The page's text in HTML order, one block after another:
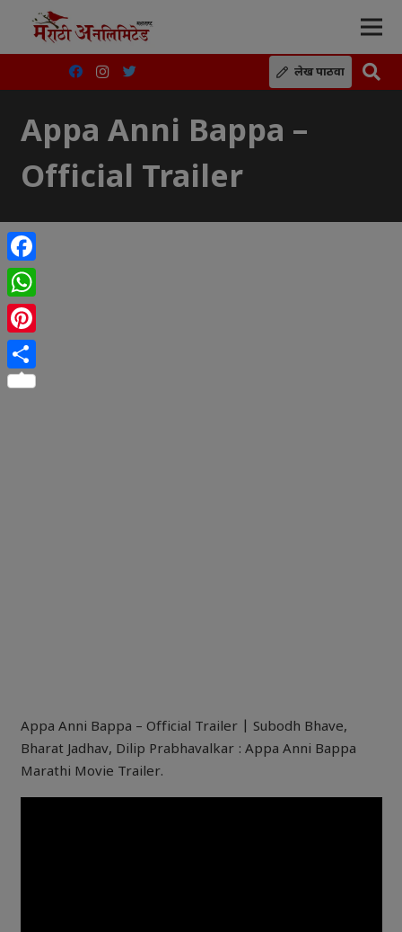
लेख पाठवा
Appa Anni Bappa –
Official Trailer
Appa Anni Bappa – Official Trailer | Subodh Bhave,
Bharat Jadhav, Dilip Prabhavalkar : Appa Anni Bappa
Marathi Movie Trailer.
Facebook
WhatsApp
Pinterest
Share